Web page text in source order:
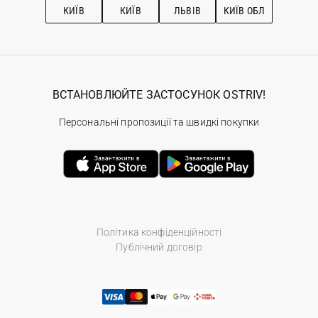
КИЇВ КИЇВ ЛЬВІВ КИЇВ ОБЛ
Політика конфіденційності
Публічний договір
ВСТАНОВЛЮЙТЕ ЗАСТОСУНОК OSTRIV!
Персональні пропозиції та швидкі покупки